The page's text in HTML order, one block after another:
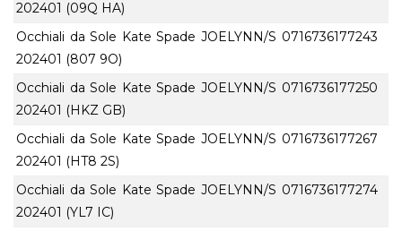
202401 (09Q HA)
Occhiali da Sole Kate Spade JOELYNN/S
202401 (807 9O)
0716736177243
Occhiali da Sole Kate Spade JOELYNN/S
202401 (HKZ GB)
0716736177250
Occhiali da Sole Kate Spade JOELYNN/S
202401 (HT8 2S)
0716736177267
Occhiali da Sole Kate Spade JOELYNN/S
202401 (YL7 IC)
0716736177274